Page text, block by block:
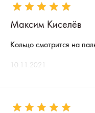
Максим Киселёв
Кольцо смотрится на
10.11.2021